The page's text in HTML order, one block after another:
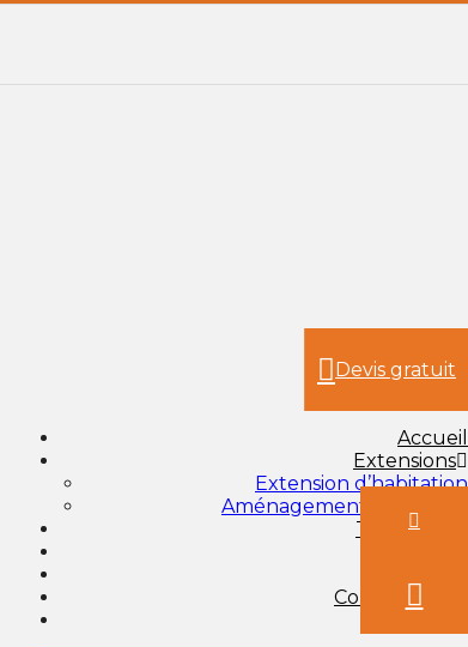
Devis gratuit
Accueil
Extensions
Extension d’habitation
Aménagement de cuisine
Techniques
Compétences